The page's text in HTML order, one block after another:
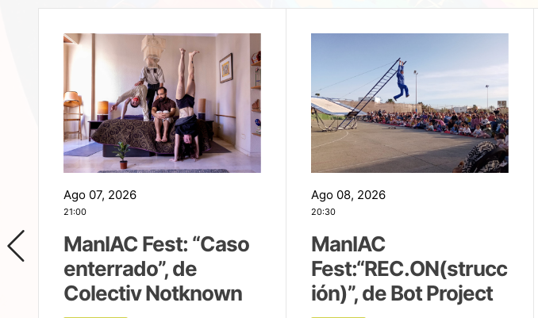
Ago 07, 2026
21:00
ManIAC Fest: “Caso
enterrado”, de
Colectiv Notknown
Ago 08, 2026
20:30
ManIAC
Fest:“REC.ON(strucc
ión)”, de Bot Project